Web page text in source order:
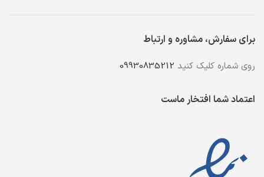
برای سفارش، مشاوره و ارتباط
روی شماره کلیک کنید 09930835212
اعتماد شما افتخار ماست